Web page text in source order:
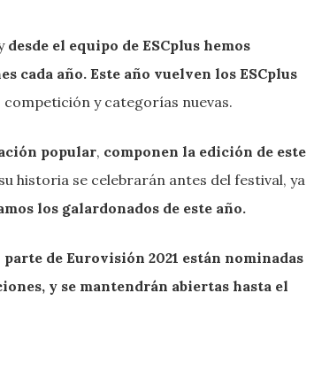
desde el equipo de ESCplus hemos
cada año. Este año vuelven los ESCplus
y categorías nuevas.
popular, componen la edición de este
historia se celebrarán antes del festival, ya
los galardonados de este año.
de Eurovisión 2021 están nominadas
y se mantendrán abiertas hasta el